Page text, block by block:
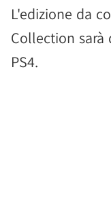
L'edizione da
Collection
PS4.